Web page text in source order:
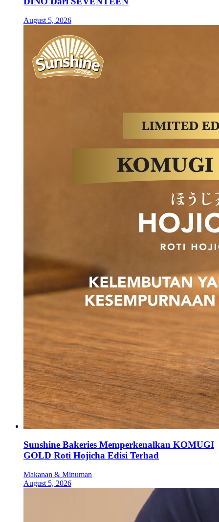
August 5, 2026
Sunshine Bakeries Memperkenalkan KOMUGI
GOLD Roti Hojicha Edisi Terhad
Makanan & Minuman
August 5, 2026